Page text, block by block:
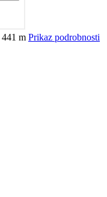
441 m Prikaz podrobnosti